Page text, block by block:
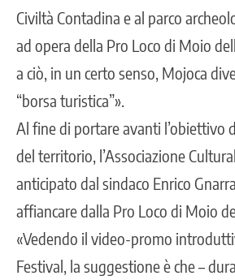
Civiltà Contadina e al parco
ad opera della Pro Loco di Moio
a ciò, in un certo senso, Mojoca
“borsa turistica”».
Al fine di portare avanti l’obiettivo
del territorio, l’Associazione
anticipato dal sindaco Enrico
affiancare dalla Pro Loco di Moio
«Vedendo il video-promo
Festival, la suggestione è che –